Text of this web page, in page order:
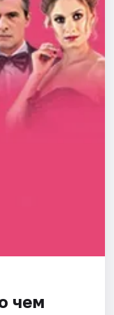
чем